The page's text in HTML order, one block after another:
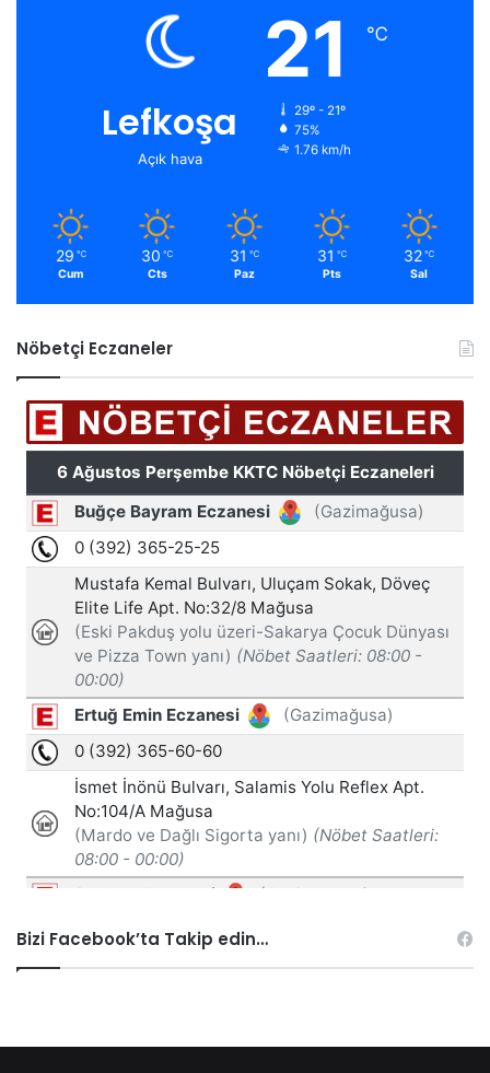
Lefkoşa
Açık hava
21 ℃
29º - 21º
75%
1.76 km/h
29 ℃
Cum
30 ℃
Cts
31 ℃
Paz
31 ℃
Pts
32 ℃
Sal
Nöbetçi Eczaneler
Bizi Facebook’ta Takip edin…